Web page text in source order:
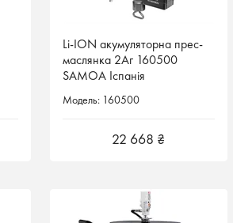
Li-ION акумуляторна прес-
маслянка 2Аг 160500
SAMOA Іспанія
Модель: 160500
22 668 ₴
Li-ION акумуляторна прес-
маслянка 2Аг 160500
SAMOA Іспанія
Модель: 160500
22 668 ₴